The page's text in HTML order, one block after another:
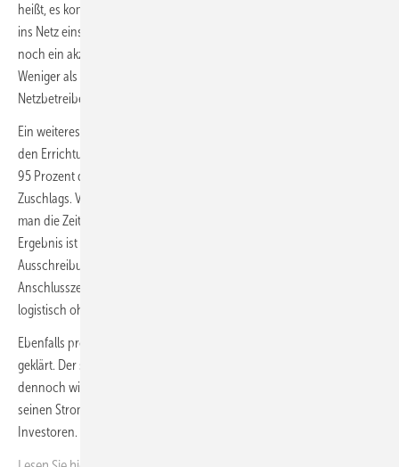
heißt, es kommt seltener als an Land vor, dass nur ein Teil der Anlagen
ins Netz einspeist. Ein freiwillig vom Planer festgelegter Wert wäre
noch ein akzeptable Option, die langfristige Erlösrisiken reduziert.
Weniger als zehn Prozent Überbauung wären gleichwohl für den
Netzbetreiber nicht wirtschaftlich darstellbar.
Ein weiteres Problem bei der Ausschreibung betrifft die Vorgaben für
den Errichtungszeitraum. Sechs Monate nach der Errichtung müssen
95 Prozent der Anlagen am Netz sein, sonst droht ein Entzug des
Zuschlags. Vor 2021 seien es noch 18 Monate, so Thimm, dann habe
man die Zeit verkürzt aus Angst, die Ausbauziele zu verpassen. Das
Ergebnis ist nun eine verfünffachte Leistung, was das
Ausschreibungsvolumen anbelangt, bei einer Verkürzung der
Anschlusszeit auf ein Drittel. Zudem falle die Anschlusszeit in die
logistisch ohnehin schwierigen Wintermonate.
Ebenfalls problematisch: Der Umgang mit Netzengpässen ist nicht
geklärt. Der sogenannte Redispatch wird zunehmend zum Thema,
dennoch wird der Betreiber nicht in voller höhe Entschädigt, wenn er
seinen Strom nicht einspeisen kann. Auch das ist eine Last für
Investoren.